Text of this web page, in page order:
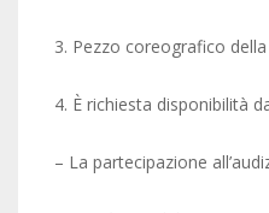
3. Pezzo coreografico
4. È richiesta disponibilità
– La partecipazione